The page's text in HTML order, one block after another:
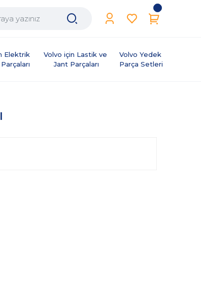
Elektrik
Volvo için Lastik ve
Jant Parçaları
Volvo Yedek
Parça Setleri